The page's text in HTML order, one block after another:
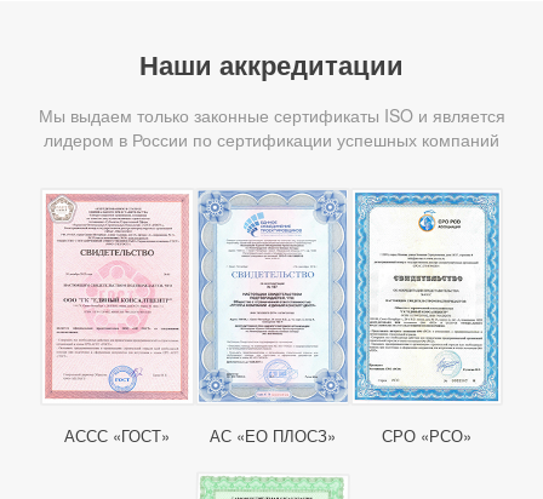
Наши аккредитации
Мы выдаем только законные сертификаты ISO и является
лидером в России по сертификации успешных компаний
АССС «ГОСТ» АС «ЕО ПЛОСЗ» СРО «РСО»